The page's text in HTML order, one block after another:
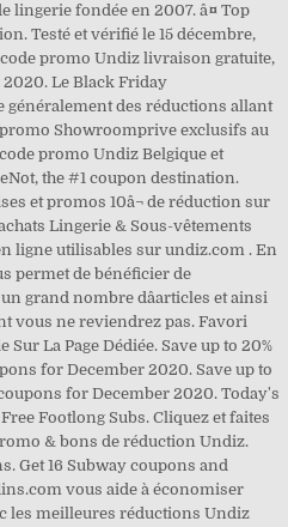
lingerie fondée en 2007. â¤ Top
Testé et vérifié le 15 décembre,
code promo Undiz livraison gratuite,
Le Black Friday
des réductions allant
Showroomprive exclusifs au
promo Undiz Belgique et
the #1 coupon destination.
et promos 10â¬ de réduction sur
Lingerie & Sous-vêtements
ligne utilisables sur undiz.com . En
permet de bénéficier de
grand nombre dâarticles et ainsi
vous ne reviendrez pas. Favori
La Page Dédiée. Save up to 20%
for December 2020. Save up to
for December 2020. Today's
Footlong Subs. Cliquez et faites
& bons de réduction Undiz.
Get 16 Subway coupons and
vous aide à économiser
les meilleures réductions Undiz